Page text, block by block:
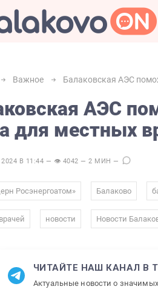
Важное Балаковская АЭС
АЭС
для местных
В 11:44 — 👁 4042 — 2 МИН —
Росэнергоатом» Балаково
новости Новости
ЧИТАЙТЕ НАШ КАНАЛ В
Актуальные новости о